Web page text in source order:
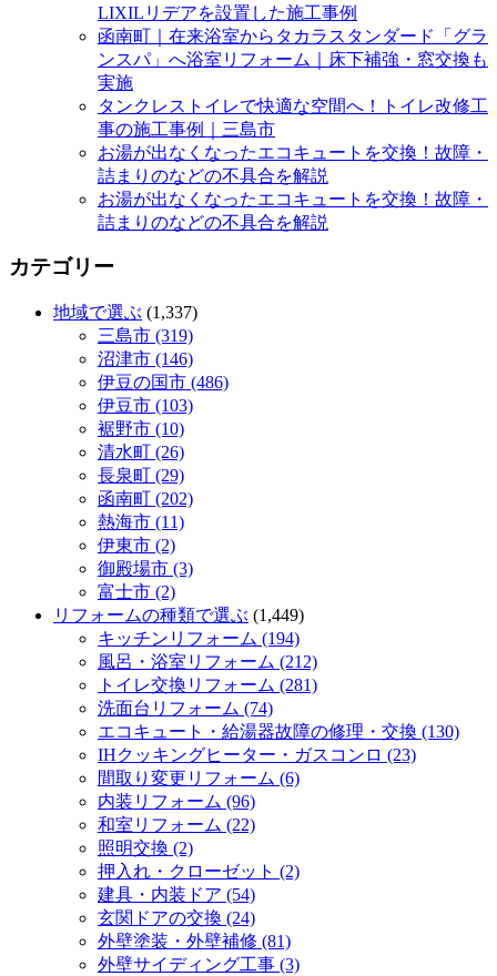
LIXILリデアを設置した施工事例
函南町｜在来浴室からタカラスタンダード「グラ
ンスパ」へ浴室リフォーム｜床下補強・窓交換も
実施
タンクレストイレで快適な空間へ！トイレ改修工
事の施工事例｜三島市
お湯が出なくなったエコキュートを交換！故障・
詰まりのなどの不具合を解説
お湯が出なくなったエコキュートを交換！故障・
詰まりのなどの不具合を解説
カテゴリー
地域で選ぶ (1,337)
三島市 (319)
沼津市 (146)
伊豆の国市 (486)
伊豆市 (103)
裾野市 (10)
清水町 (26)
長泉町 (29)
函南町 (202)
熱海市 (11)
伊東市 (2)
御殿場市 (3)
富士市 (2)
リフォームの種類で選ぶ (1,449)
キッチンリフォーム (194)
風呂・浴室リフォーム (212)
トイレ交換リフォーム (281)
洗面台リフォーム (74)
エコキュート・給湯器故障の修理・交換 (130)
IHクッキングヒーター・ガスコンロ (23)
間取り変更リフォーム (6)
内装リフォーム (96)
和室リフォーム (22)
照明交換 (2)
押入れ・クローゼット (2)
建具・内装ドア (54)
玄関ドアの交換 (24)
外壁塗装・外壁補修 (81)
外壁サイディング工事 (3)